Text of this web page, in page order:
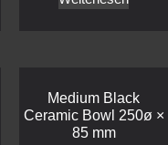
Medium Black
Ceramic Bowl 250ø ×
85 mm